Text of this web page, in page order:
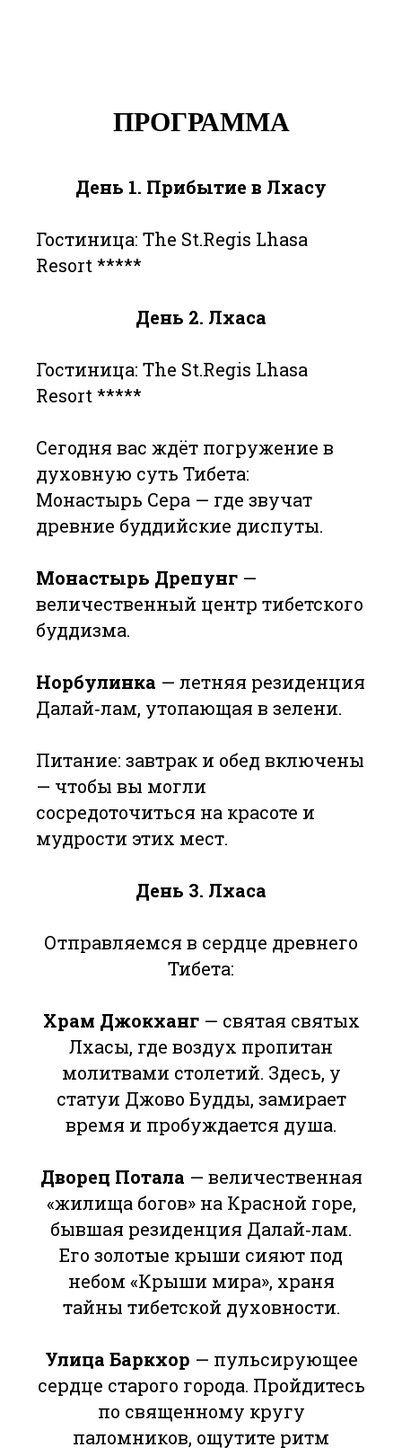
ПРОГРАММА
День 1. Прибытие в Лхасу
Гостиница: The St.Regis Lhasa
Resort *****
День 2. Лхаса
Гостиница: The St.Regis Lhasa
Resort *****
Сегодня вас ждёт погружение в
духовную суть Тибета:
Монастырь Сера — где звучат
древние буддийские диспуты.
Монастырь Дрепунг —
величественный центр тибетского
буддизма.
Норбулинка — летняя резиденция
Далай‑лам, утопающая в зелени.
Питание: завтрак и обед включены
— чтобы вы могли
сосредоточиться на красоте и
мудрости этих мест.
День 3. Лхаса
Отправляемся в сердце древнего
Тибета:
Храм Джокханг— святая святых
Лхасы, где воздух пропитан
молитвами столетий. Здесь, у
статуи Джово Будды, замирает
время и пробуждается душа.
Дворец Потала — величественная
«жилища богов» на Красной горе,
бывшая резиденция Далай‑лам.
Его золотые крыши сияют под
небом «Крыши мира», храня
тайны тибетской духовности.
Улица Баркхор — пульсирующее
сердце старого города. Пройдитесь
по священному кругу
паломников, ощутите ритм